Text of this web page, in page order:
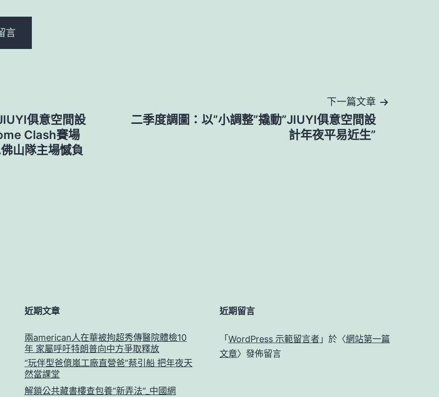
俱意空間設
Clash賽場
山隊主場憾負
下一篇文章
二季度調圖：以”小調整”撬動”JIUYI俱意空間設
計年夜平易近生”
近期文章
兩american人在華被拘超秀傳醫院體檢10
年 家屬呼吁特朗普向中方爭取釋放
“玩伴型爸億嵐工廠直營爸”蔡引船 把年夜天
然當課堂
解鎖公共藏書樓查包養“新弄法”_中國網
近期留言
「 WordPress 示範留言者 」於〈網站第一篇
文章〉發佈留言